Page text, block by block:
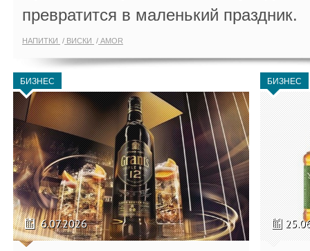
превратится в маленький праздник.
НАПИТКИ ВИСКИ AMOR
БИЗНЕС
6.07.2026
БИЗНЕС